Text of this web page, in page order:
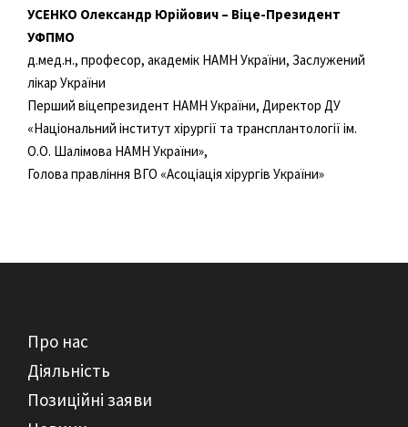
УСЕНКО Олександр Юрійович – Віце-Президент
УФПМО
д.мед.н., професор, академік НАМН України, Заслужений
лікар України
Перший віцепрезидент НАМН України, Директор ДУ
«Національний інститут хірургії та трансплантології ім.
О.О. Шалімова НАМН України»,
Голова правління ВГО «Асоціація хірургів України»
Про нас
Діяльність
Позиційні заяви